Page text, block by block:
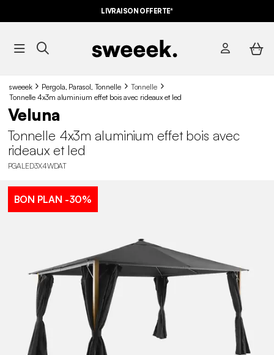
LIVRAISON OFFERTE*
sweeek Pergola, Parasol, Tonnelle
Tonnelle
Tonnelle 4x3m aluminium effet bois avec rideaux et led
Veluna
Tonnelle 4x3m aluminium effet bois avec
rideaux et led
PGALED3X4WDAT
BON PLAN -30%